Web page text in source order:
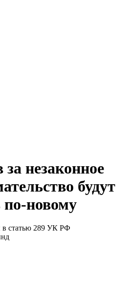
незаконное
будут
новому
в статью 289 УК РФ